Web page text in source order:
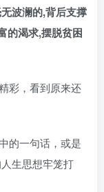
波澜的,背后支撑
的渴求,摆脱贫困
彩，看到原来还
的一句话，或是
生思想牢笼打